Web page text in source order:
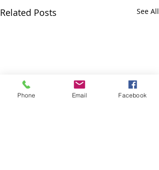
Related Posts See All
Phone Email Facebook